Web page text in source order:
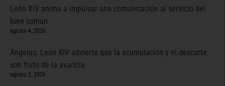
León XIV anima a impulsar una comunicación al servicio del
bien común
agosto 4, 2026
Ángelus: León XIV advierte que la acumulación y el descarte
son fruto de la avaricia
agosto 2, 2026